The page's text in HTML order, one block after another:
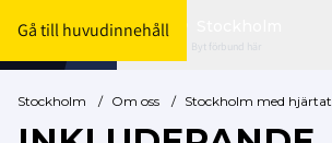
Gå till huvudinnehåll
Byt förbund här
Stockholm / Om oss / Stockholm med hjärtat